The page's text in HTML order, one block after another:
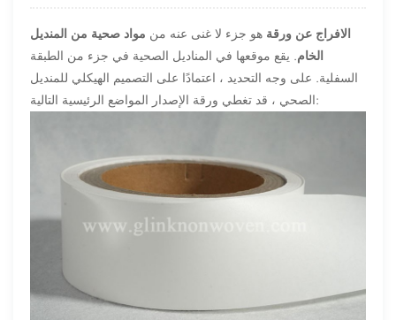
الافراج عن ورقة هو جزء لا غنى عنه من مواد صحية من المنديل
الخام. يقع موقعها في المناديل الصحية في جزء من الطبقة
السفلية. على وجه التحديد ، اعتمادًا على التصميم الهيكلي للمنديل
الصحي ، قد تغطي ورقة الإصدار المواضع الرئيسية التالية: